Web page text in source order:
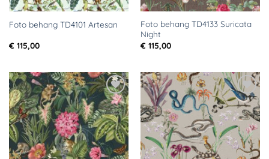
Foto behang TD4101 Artesan
€ 115,00
Foto behang TD4133 Suricata
Night
€ 115,00
Toevoegen
aan
verlanglijst
Toevoegen
aan
verlanglijst